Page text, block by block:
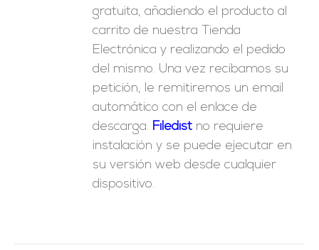
gratuita, añadiendo el producto al
carrito de nuestra Tienda
Electrónica y realizando el pedido
del mismo. Una vez recibamos su
petición, le remitiremos un email
automático con el enlace de
descarga. Filedist no requiere
instalación y se puede ejecutar en
su versión web desde cualquier
dispositivo.